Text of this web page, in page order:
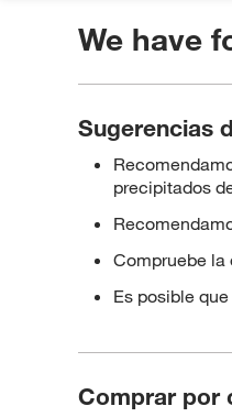
We have
Sugerencias
precipitados
Compruebe la
Es posible
Comprar por